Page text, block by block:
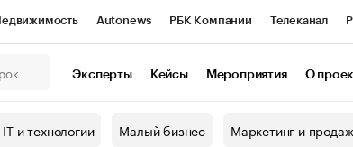
Autonews РБК Компании Телеканал
контрагентов
Эксперты Кейсы Мероприятия О
IT и технологии Малый бизнес Маркетинг и